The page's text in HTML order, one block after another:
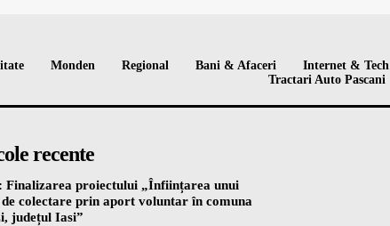
Monden Regional Bani & Afaceri Internet & Tech
Tractari Auto Pascani
recente
Finalizarea proiectului „Înființarea unui
colectare prin aport voluntar în comuna
județul Iasi”